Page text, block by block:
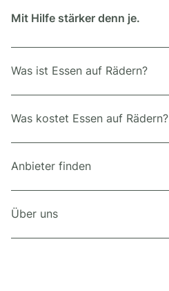
Mit Hilfe stärker denn je.
Was ist Essen auf Rädern?
Was kostet Essen auf Rädern?
Anbieter finden
Über uns